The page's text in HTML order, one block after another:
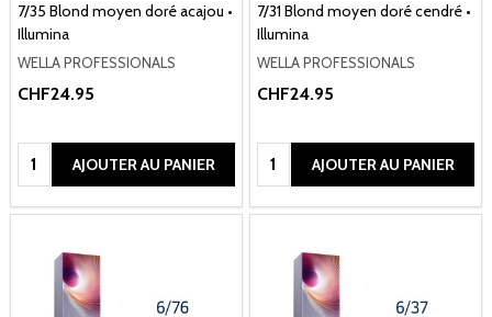
7/35 Blond moyen doré acajou •
Illumina
WELLA PROFESSIONALS
CHF24.95
Quantité:AJOUTER AU PANIER
7/31 Blond moyen doré cendré •
Illumina
WELLA PROFESSIONALS
CHF24.95
Quantité:AJOUTER AU PANIER